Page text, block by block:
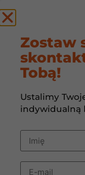
jest i
5 marca, 2024
Zostaw
Tobą!
Ustalimy
indywidualną